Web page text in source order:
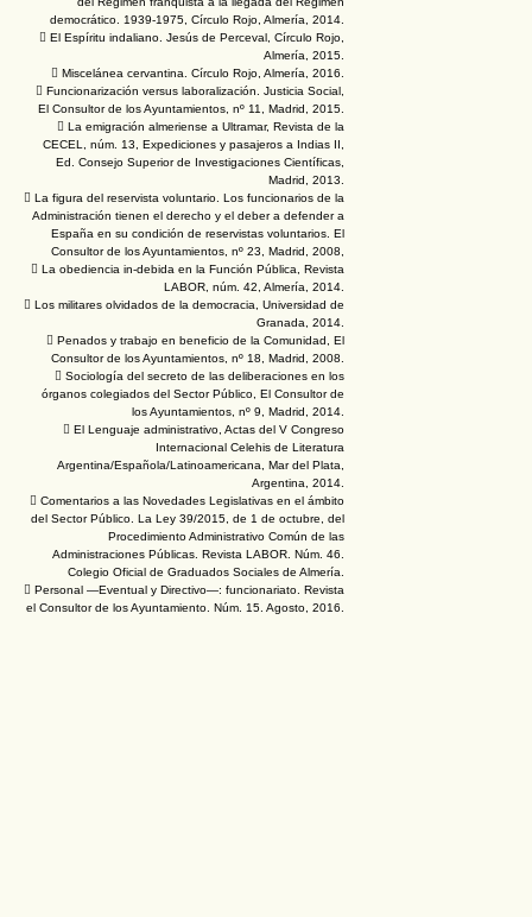
democrático. 1939-1975, Círculo Rojo, Almería, 2014.
 El Espíritu indaliano. Jesús de Perceval, Círculo Rojo,
Almería, 2015.
 Miscelánea cervantina. Círculo Rojo, Almería, 2016.
 Funcionarización versus laboralización. Justicia Social,
El Consultor de los Ayuntamientos, nº 11, Madrid, 2015.
 La emigración almeriense a Ultramar, Revista de la
CECEL, núm. 13, Expediciones y pasajeros a Indias II,
Ed. Consejo Superior de Investigaciones Científicas,
Madrid, 2013.
 La figura del reservista voluntario. Los funcionarios de la
Administración tienen el derecho y el deber a defender a
España en su condición de reservistas voluntarios. El
Consultor de los Ayuntamientos, nº 23, Madrid, 2008,
 La obediencia in-debida en la Función Pública, Revista
LABOR, núm. 42, Almería, 2014.
 Los militares olvidados de la democracia, Universidad de
Granada, 2014.
 Penados y trabajo en beneficio de la Comunidad, El
Consultor de los Ayuntamientos, nº 18, Madrid, 2008.
 Sociología del secreto de las deliberaciones en los
órganos colegiados del Sector Público, El Consultor de
los Ayuntamientos, nº 9, Madrid, 2014.
 El Lenguaje administrativo, Actas del V Congreso
Internacional Celehis de Literatura
Argentina/Española/Latinoamericana, Mar del Plata,
Argentina, 2014.
 Comentarios a las Novedades Legislativas en el ámbito
del Sector Público. La Ley 39/2015, de 1 de octubre, del
Procedimiento Administrativo Común de las
Administraciones Públicas. Revista LABOR. Núm. 46.
Colegio Oficial de Graduados Sociales de Almería.
 Personal —Eventual y Directivo—: funcionariato. Revista
el Consultor de los Ayuntamiento. Núm. 15. Agosto, 2016.